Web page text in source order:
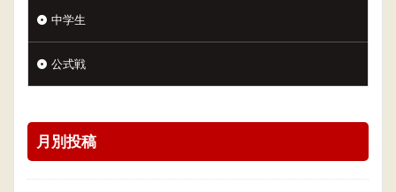
中学生
公式戦
月別投稿